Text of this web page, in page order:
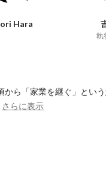
Hara
執
ら「家業を継ぐ」とい
さらに表示